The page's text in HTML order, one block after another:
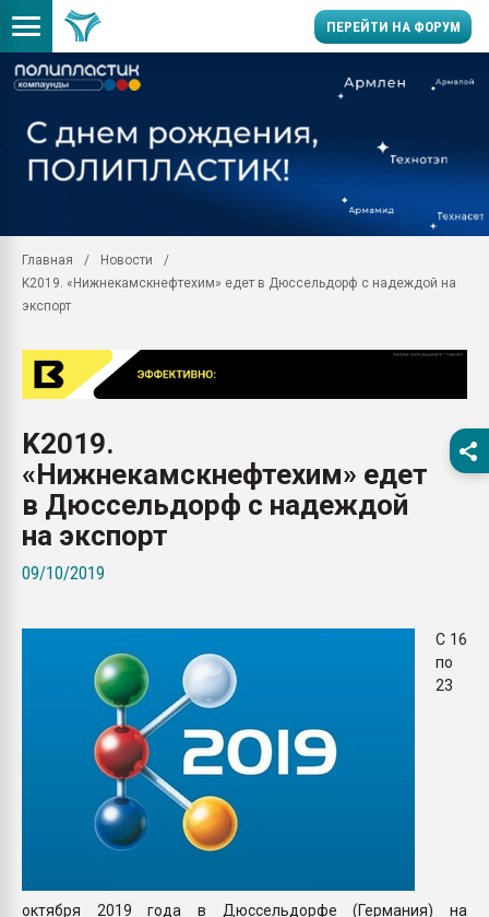
ПЕРЕЙТИ НА ФОРУМ
умельцы изготовили
Продажа готового
производство SPC
29.07.2026 ФРП помог
Помощь в подборе
Вакуум-формовочные
Подмосковье, Москва
28.07.2026
первый план в
пластмасс
ПЕРЕЙТИ НА
Главная
Новости
K2019. «Нижнекамскнефтехим» едет в Дюссельдорф с надеждой на
экспорт
K2019.
«Нижнекамскнефтехим» едет
в Дюссельдорф с надеждой
на экспорт
09/10/2019
С 16
по
23
октября 2019 года в Дюссельдорфе (Германия) на